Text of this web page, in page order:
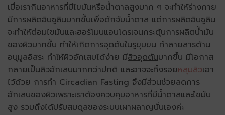
เมื่อเรากินอาหารที่มีไขมันหรือน้ำตาลสูงมาก ๆ จะทำให้ร่างกาย
มีการผลิตอินซูลินมากขึ้นเพื่อดักจับน้ำตาล แต่การผลิตอินซูลิน
จะทำให้ต่อมไขมันและฮอร์โมนแอนโดรเจนกระตุ้นการผลิตน้ำมัน
ของผิวมากขึ้น ทำให้เกิดการอุดตันในรูขุมขน ทำลายสารต้าน
อนุมูลอิสระ ทำให้ผิวอักเสบได้ง่าย มีสิวอุดตันมากขึ้น มีโอกาส
กลายเป็นสิวอักเสบมากกว่าปกติ และอาจจะทิ้งรอยหลุมสิวเอา
ไว้ด้วย การทำ Circadian Fasting จึงมีส่วนช่วยลดการ
อักเสบของผิวเพราะเราต้องควบคุมอาหารที่มีน้ำตาลและไขมัน
สูง รวมถึงได้ปรับสมดุลของระบบเผาผลาญนั่นเองค่ะ